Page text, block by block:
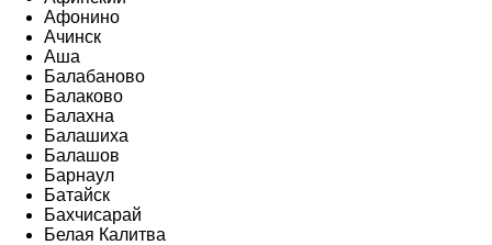
Афонино
Ачинск
Аша
Балабаново
Балаково
Балахна
Балашиха
Балашов
Барнаул
Батайск
Бахчисарай
Белая Калитва